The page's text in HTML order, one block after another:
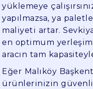
yüklemeye
yapılmazsa, ya
maliyeti artar.
en optimum
aracın tam
Eğer Malıköy
ürünlerinizin güvenli,